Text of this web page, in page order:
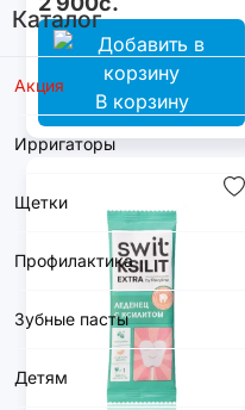
Каталог
Акция
Ирригаторы
Щетки
Профилактика
Зубные пасты
Детям
В корзину